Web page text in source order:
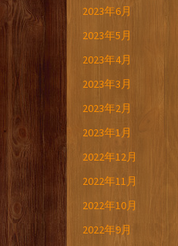
2023年6月
2023年5月
2023年4月
2023年3月
2023年2月
2023年1月
2022年12月
2022年11月
2022年10月
2022年9月